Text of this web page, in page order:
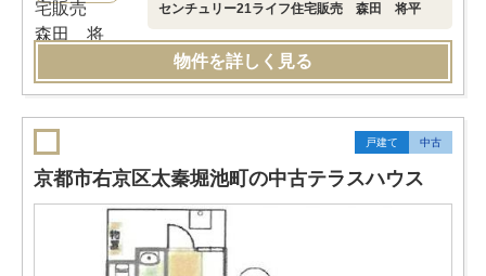
センチュリー21ライフ住宅販売 森田 将平
物件を詳しく見る
戸建て 中古
京都市右京区太秦堀池町の中古テラスハウス